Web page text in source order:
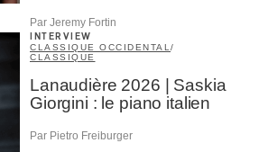
Par Jeremy Fortin
INTERVIEW
CLASSIQUE OCCIDENTAL /
CLASSIQUE
Lanaudière 2026 | Saskia
Giorgini : le piano italien
Par Pietro Freiburger